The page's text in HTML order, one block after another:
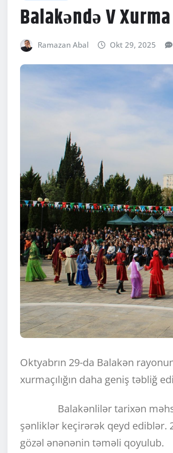
Balakəndə V
Ramazan Abal Okt 29, 2025
Oktyabrın 29-da Balakən
xurmaçılığın daha geniş təbliğ
Balakənlilər tarixən məhsul
şənliklər keçirərək qeyd ediblər.
gözəl ənənənin təməli qoyulub.